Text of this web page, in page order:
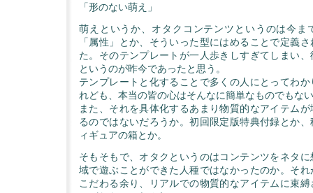
「形のない萌え」
萌えというか、オタクコンテンツというのは今ま
「属性」とか、そういった型にはめることで定義
た。そのテンプレートが一人歩きしすぎてしまい
というのが昨今であったと思う。
テンプレートと化することで多くの人にとってわ
れども、本当の皆の心はそんなに簡単なものでもな
また、それを具体化するあまり物質的なアイテム
るのではないだろうか。初回限定版特典付録とか
ィギュアの箱とか。
そもそもで、オタクというのはコンテンツをネタ
域で遊ぶことができた人種ではなかったのか。そ
こだわる余り、リアルでの物質的なアイテムに束